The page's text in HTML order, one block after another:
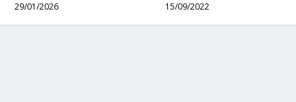
29/01/2026 15/09/2022